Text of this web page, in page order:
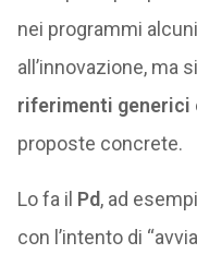
nei programmi
all’innovazione, ma
riferimenti generici
proposte concrete.
Lo fa il Pd, ad
con l’intento di